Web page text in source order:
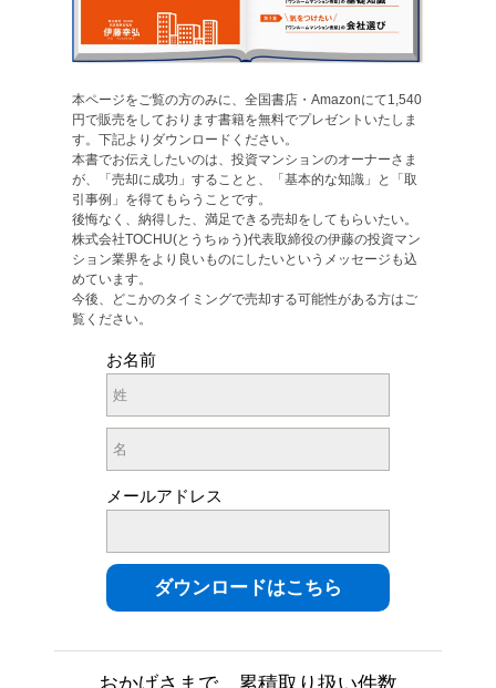
本ページをご覧の方のみに、全国書店・Amazonにて1,540
円で販売をしております書籍を無料でプレゼントいたしま
す。下記よりダウンロードください。
本書でお伝えしたいのは、投資マンションのオーナーさま
が、「売却に成功」することと、「基本的な知識」と「取
引事例」を得てもらうことです。
後悔なく、納得した、満足できる売却をしてもらいたい。
株式会社TOCHU(とうちゅう)代表取締役の伊藤の投資マン
ション業界をより良いものにしたいというメッセージも込
めています。
今後、どこかのタイミングで売却する可能性がある方はご
覧ください。
お名前
メールアドレス
おかげさまで、累積取り扱い件数